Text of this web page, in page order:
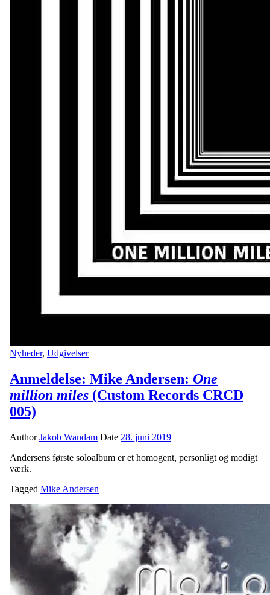
Nyheder, Udgivelser
Anmeldelse: Mike Andersen: One
million miles (Custom Records CRCD
005)
AuthorJakob Wandam Date 28. juni 2019
Andersens første soloalbum er et homogent, personligt og modigt
værk.
Tagged Mike Andersen |